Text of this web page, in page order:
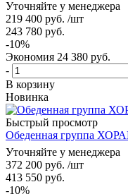
Уточняйте у менеджера
219 400 руб. /шт
243 780 руб.
-10%
Экономия 24 380 руб.
-
В корзину
Новинка
Быстрый просмотр
Обеденная группа
Уточняйте у менеджера
372 200 руб. /шт
413 550 руб.
-10%